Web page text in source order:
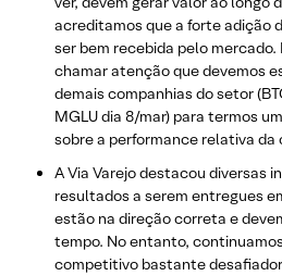
acreditamos que a forte adição
ser bem recebida pelo
chamar atenção que devemos
demais companhias do setor
MGLU dia 8/mar) para termos
sobre a performance relativa da
A Via Varejo destacou diversas
resultados a serem entregues
estão na direção correta e
tempo. No entanto,
competitivo bastante